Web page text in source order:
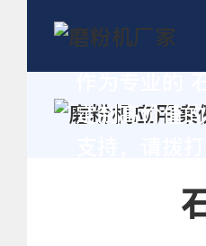
定制高价值